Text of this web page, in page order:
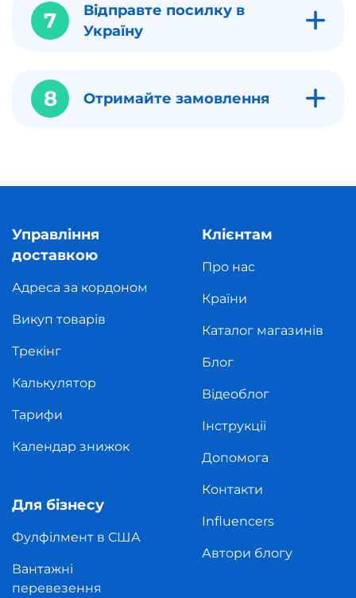
7
Відправте посилку в
Україну
8 Отримайте замовлення
Управління
доставкою
Адреса за кордоном
Викуп товарів
Трекінг
Калькулятор
Тарифи
Календар знижок
Для бізнесу
Фулфілмент в США
Вантажні
перевезення
Клієнтам
Про нас
Країни
Каталог магазинів
Блог
Відеоблог
Інструкції
Допомога
Контакти
Influencers
Автори блогу